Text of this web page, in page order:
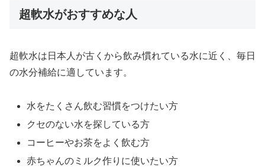
超軟水がおすすめな人
超軟水は日本人が古くから飲み慣れている水に近く、毎日
の水分補給に適しています。
水をたくさん飲む習慣をつけたい方
クセのない水を探している方
コーヒーやお茶をよく飲む方
赤ちゃんのミルク作りに使いたい方